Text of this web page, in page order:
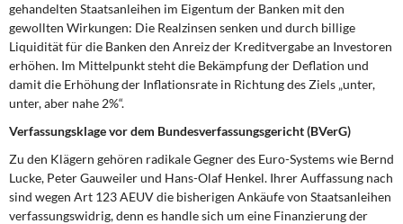
gehandelten Staatsanleihen im Eigentum der Banken mit den
gewollten Wirkungen: Die Realzinsen senken und durch billige
Liquidität für die Banken den Anreiz der Kreditvergabe an Investoren
erhöhen. Im Mittelpunkt steht die Bekämpfung der Deflation und
damit die Erhöhung der Inflationsrate in Richtung des Ziels „unter,
unter, aber nahe 2%“.
Verfassungsklage vor dem Bundesverfassungsgericht (BVerG)
Zu den Klägern gehören radikale Gegner des Euro-Systems wie Bernd
Lucke, Peter Gauweiler und Hans-Olaf Henkel. Ihrer Auffassung nach
sind wegen Art 123 AEUV die bisherigen Ankäufe von Staatsanleihen
verfassungswidrig, denn es handle sich um eine Finanzierung der